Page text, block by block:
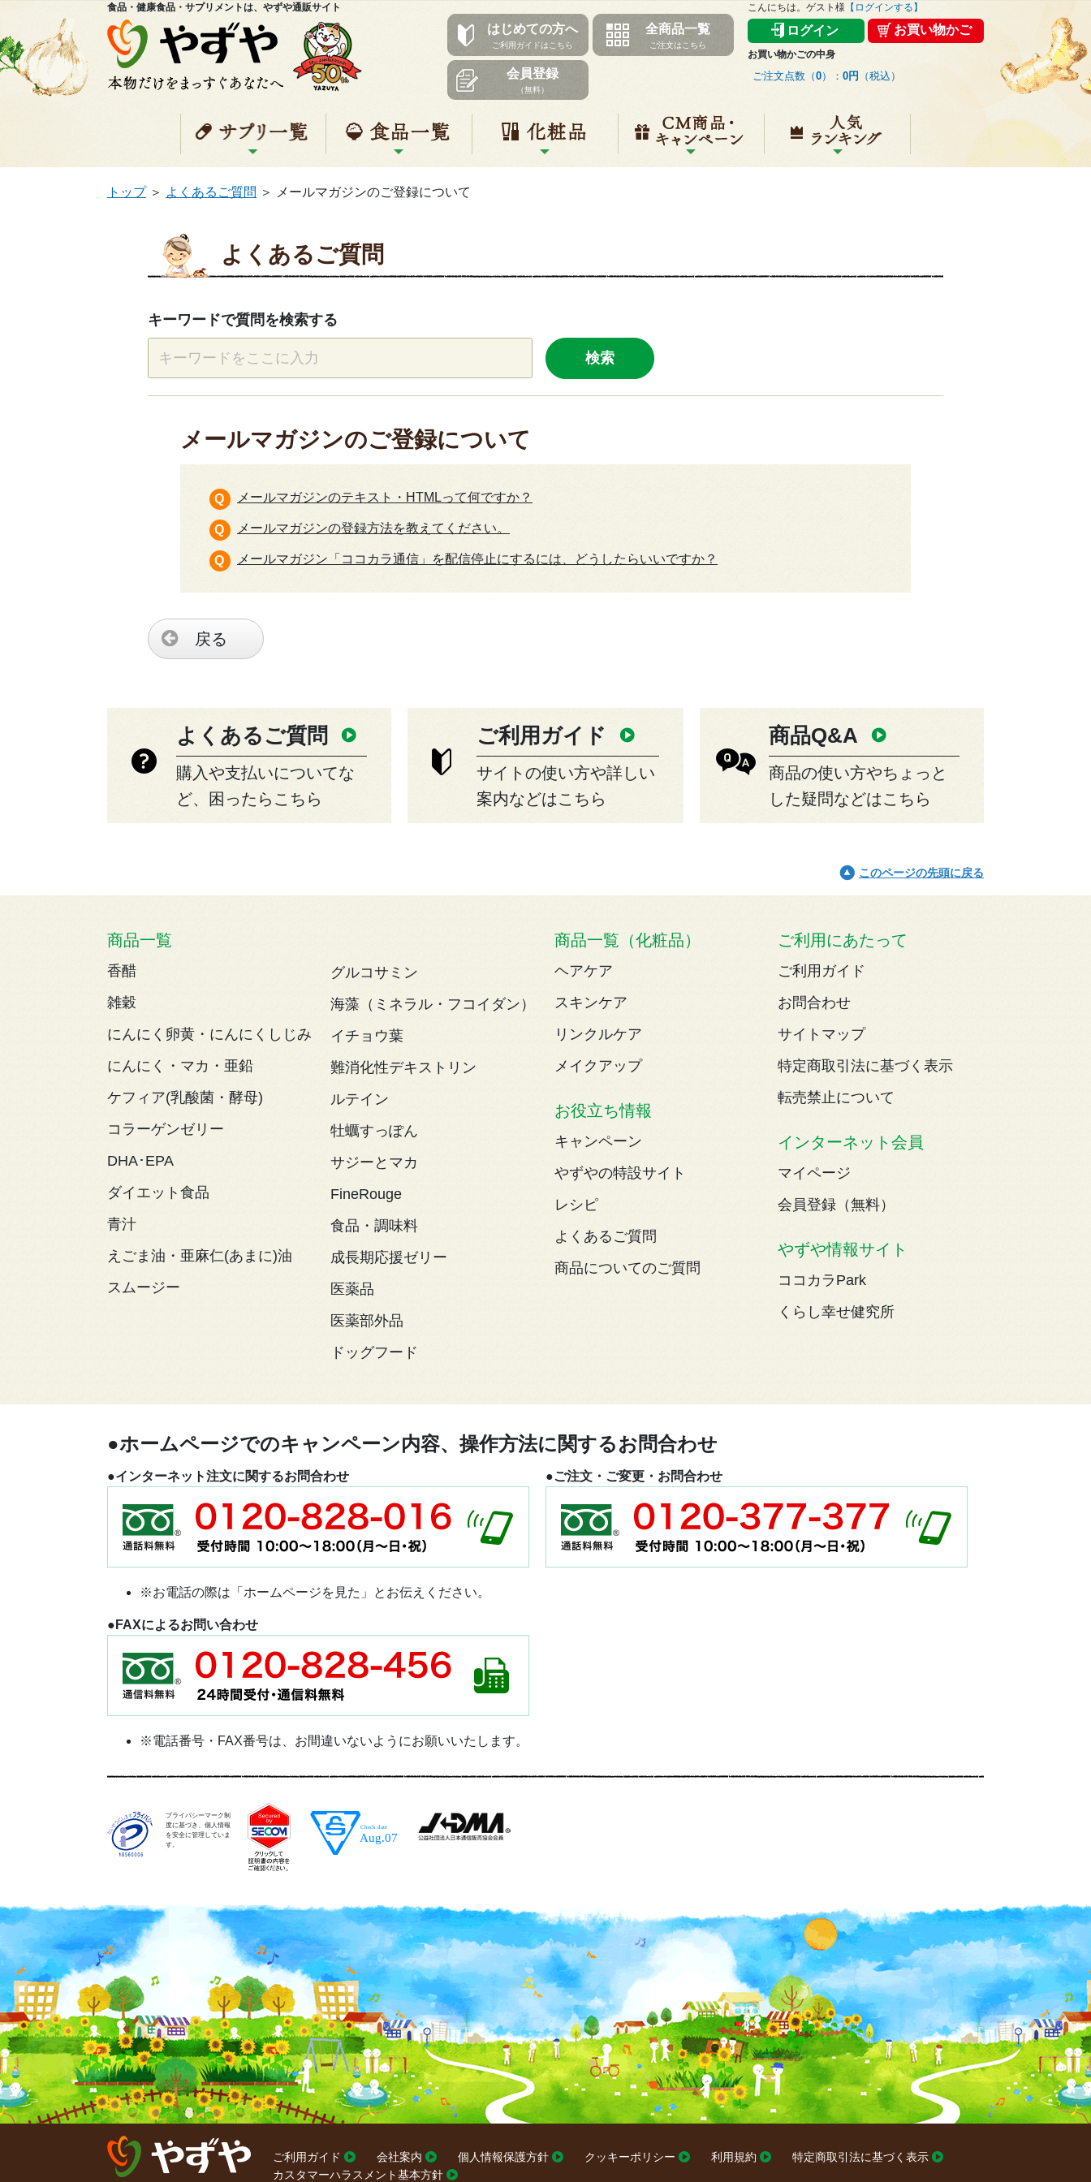
食品・健康食品・サプリメントは、やずや通販サイト
はじめての方へ
ご利用ガイドはこちら
全商品一覧
ご注文はこちら
会員登録
（無料）
こんにちは。ゲスト様 【ログインする】
ログイン お買い物かご
お買い物かごの中身
ご注文点数（0）： 0円 （税込）
サプリ一覧 食品一覧 化粧品 キャンペーン 人気ランキング
トップ ＞ よくあるご質問 ＞ メールマガジンのご登録について
よくあるご質問
キーワードで質問を検索する
検索
メールマガジンのご登録について
メールマガジンのテキスト・HTMLって何ですか？
メールマガジンの登録方法を教えてください。
メールマガジン「ココカラ通信」を配信停止にするには、どうしたらいいですか？
戻る
よくあるご質問
購入や支払いについてな
ど、困ったらこちら
ご利用ガイド
サイトの使い方や詳しい
案内などはこちら
商品Q&A
商品の使い方やちょっと
した疑問などはこちら
このページの先頭に戻る
商品一覧
香醋
雑穀
にんにく卵黄・にんにくしじみ
にんにく・マカ・亜鉛
ケフィア(乳酸菌・酵母)
コラーゲンゼリー
DHA･EPA
ダイエット食品
青汁
えごま油・亜麻仁(あまに)油
スムージー
グルコサミン
海藻（ミネラル・フコイダン）
イチョウ葉
難消化性デキストリン
ルテイン
牡蠣すっぽん
サジーとマカ
FineRouge
食品・調味料
成長期応援ゼリー
医薬品
医薬部外品
ドッグフード
商品一覧（化粧品）
ヘアケア
スキンケア
リンクルケア
メイクアップ
お役立ち情報
キャンペーン
やずやの特設サイト
レシピ
よくあるご質問
商品についてのご質問
ご利用にあたって
ご利用ガイド
お問合わせ
サイトマップ
特定商取引法に基づく表示
転売禁止について
インターネット会員
マイページ
会員登録（無料）
やずや情報サイト
ココカラPark
くらし幸せ健究所
●ホームページでのキャンペーン内容、操作方法に関するお問合わせ
●インターネット注文に関するお問合わせ ●ご注文・ご変更・お問合わせ
※お電話の際は「ホームページを見た」とお伝えください。
●FAXによるお問い合わせ
※電話番号・FAX番号は、お間違いないようにお願いいたします。
プライバシーマーク制
度に基づき、個人情報
を安全に管理していま
す。
ご利用ガイド 会社案内 個人情報保護方針 クッキーポリシー 利用規約
特定商取引法に基づく表示
カスタマーハラスメント基本方針